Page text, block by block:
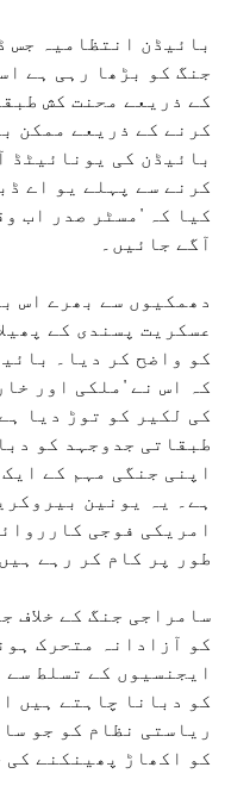
بائیڈن انتظامیہ جس
جنگ ​​کو بڑھا رہی ہے
کے ذریعے محنت کش
کرنے کے ذریعے ممکن
بائیڈن کی یونائیٹڈ
کرنے سے پہلے یو اے
کیا کہ 'مسٹر صدر اب
آگے جائیں۔
دھمکیوں سے بھرے اس
عسکریت پسندی کے
کو واضح کر دیا۔
کہ اس نے 'ملکی اور
کی لکیر کو توڑ دیا
طبقاتی جدوجہد کو
اپنی جنگی مہم کے
ہے۔ یہ یونین
امریکی فوجی
طور پر کام کر رہے
سامراجی جنگ کے خلاف
کو آزادانہ متحرک
ایجنسیوں کے تسلط
کو دبانا چاہتے ہیں
ریاستی نظام کو جو
کو اکھاڑ پھینکنے